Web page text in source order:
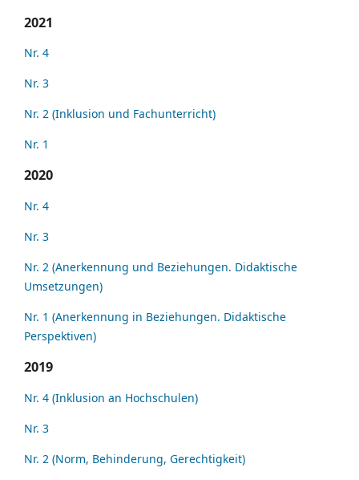
2021
Nr. 4
Nr. 3
Nr. 2 (Inklusion und Fachunterricht)
Nr. 1
2020
Nr. 4
Nr. 3
Nr. 2 (Anerkennung und Beziehungen. Didaktische
Umsetzungen)
Nr. 1 (Anerkennung in Beziehungen. Didaktische
Perspektiven)
2019
Nr. 4 (Inklusion an Hochschulen)
Nr. 3
Nr. 2 (Norm, Behinderung, Gerechtigkeit)